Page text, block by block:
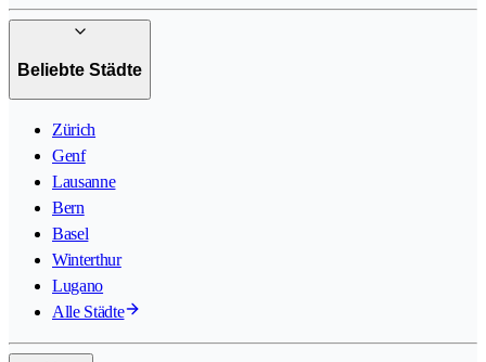
Beliebte Städte
Zürich
Genf
Lausanne
Bern
Basel
Winterthur
Lugano
Alle Städte